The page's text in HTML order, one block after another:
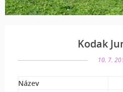
Kodak
10. 7.
Název